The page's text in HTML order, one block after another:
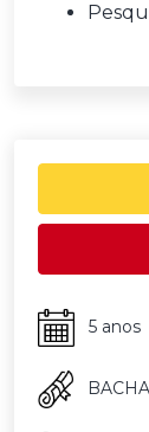
5 anos